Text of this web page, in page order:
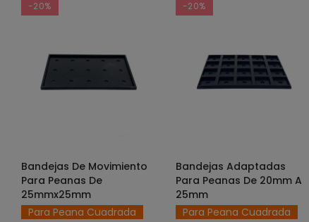
-20%
SELECCIONAR OPCIONES
Bandejas De Movimiento
Para Peanas De
25mmx25mm
Para Peana Cuadrada
-20%
SELECCIONAR OPCIONES
Bandejas Adaptadas
Para Peanas De 20mm A
25mm
Para Peana Cuadrada